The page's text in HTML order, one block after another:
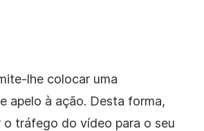
lhe colocar uma
apelo à ação. Desta forma,
o tráfego do vídeo para o seu